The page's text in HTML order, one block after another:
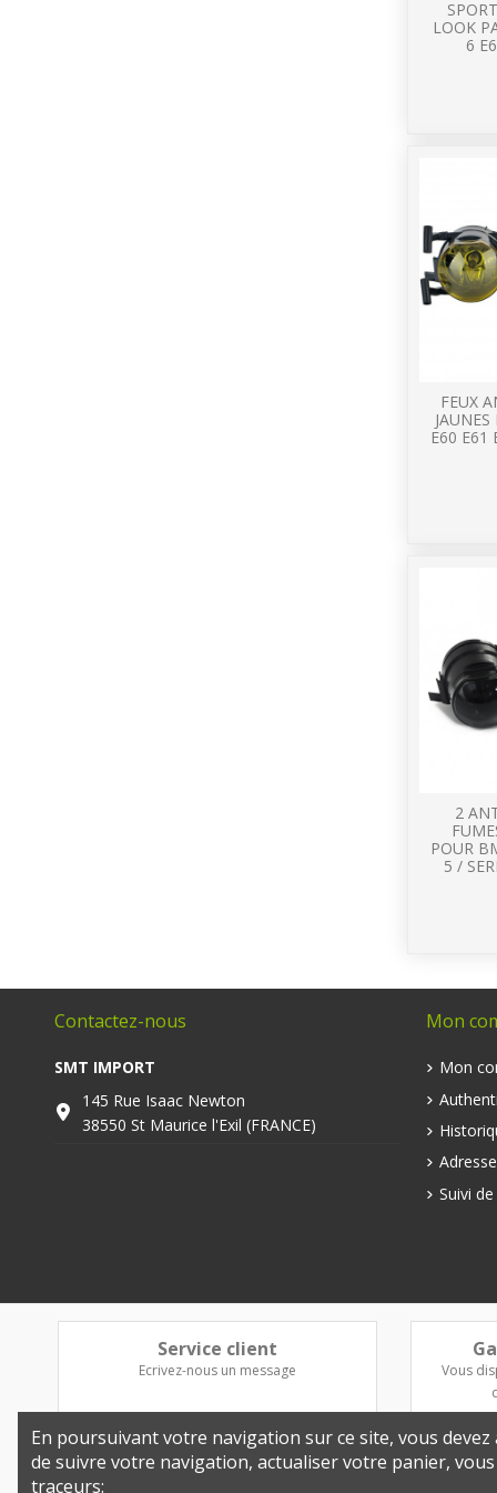
LOOK
6
FEUX
E60 E61
2
POUR
5 /
Contactez-nous
SMT IMPORT
145 Rue Isaac Newton
38550 St Maurice l'Exil (FRANCE)
Mon
Mon
Suivi
Service client
Ecrivez-nous un message
Vous
En poursuivant votre navigation sur ce site, vous
de suivre votre navigation, actualiser votre panier,
traceurs: